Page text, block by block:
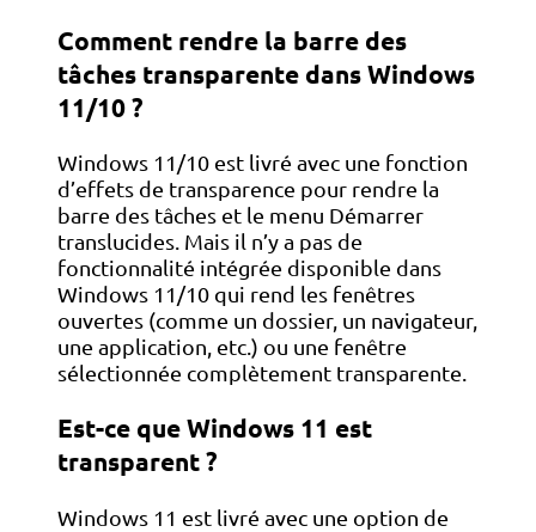
Comment rendre la barre des
tâches transparente dans Windows
11/10 ?
Windows 11/10 est livré avec une fonction
d’effets de transparence pour rendre la
barre des tâches et le menu Démarrer
translucides. Mais il n’y a pas de
fonctionnalité intégrée disponible dans
Windows 11/10 qui rend les fenêtres
ouvertes (comme un dossier, un navigateur,
une application, etc.) ou une fenêtre
sélectionnée complètement transparente.
Est-ce que Windows 11 est
transparent ?
Windows 11 est livré avec une option de